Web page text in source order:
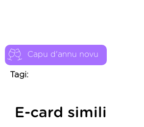
Capu d'annu novu
Tagi:
E-card simili